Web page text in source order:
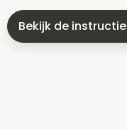
Bekijk de instructie